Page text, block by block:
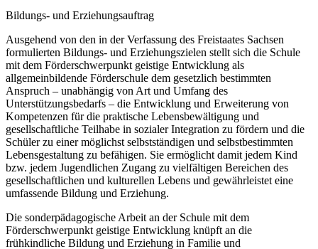
Bildungs- und Erziehungsauftrag
Ausgehend von den in der Verfassung des Freistaates Sachsen
formulierten Bildungs- und Erziehungszielen stellt sich die Schule
mit dem Förderschwerpunkt geistige Entwicklung als
allgemeinbildende Förderschule dem gesetzlich bestimmten
Anspruch – unabhängig von Art und Umfang des
Unterstützungsbedarfs – die Entwicklung und Erweiterung von
Kompetenzen für die praktische Lebensbewältigung und
gesellschaftliche Teilhabe in sozialer Integration zu fördern und die
Schüler zu einer möglichst selbstständigen und selbstbestimmten
Lebensgestaltung zu befähigen. Sie ermöglicht damit jedem Kind
bzw. jedem Jugendlichen Zugang zu vielfältigen Bereichen des
gesellschaftlichen und kulturellen Lebens und gewährleistet eine
umfassende Bildung und Erziehung.
Die sonderpädagogische Arbeit an der Schule mit dem
Förderschwerpunkt geistige Entwicklung knüpft an die
frühkindliche Bildung und Erziehung in Familie und